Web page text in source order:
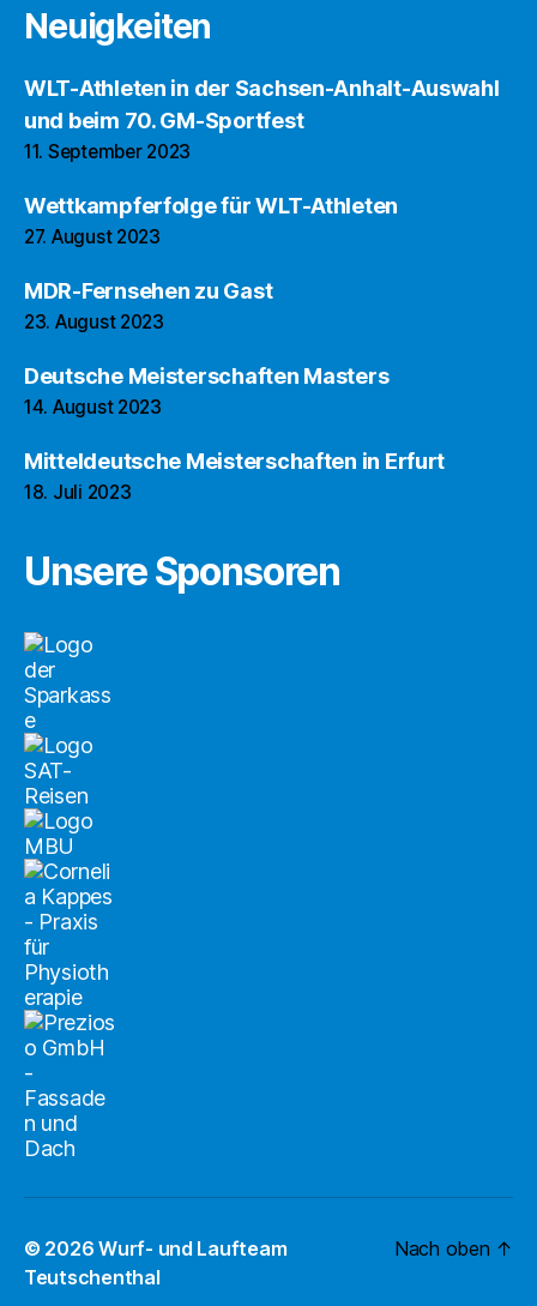
Neuigkeiten
WLT-Athleten in der Sachsen-Anhalt-Auswahl
und beim 70. GM-Sportfest
11. September 2023
Wettkampferfolge für WLT-Athleten
27. August 2023
MDR-Fernsehen zu Gast
23. August 2023
Deutsche Meisterschaften Masters
14. August 2023
Mitteldeutsche Meisterschaften in Erfurt
18. Juli 2023
Unsere Sponsoren
© 2026Wurf- und Laufteam
Teutschenthal
Nach oben ↑